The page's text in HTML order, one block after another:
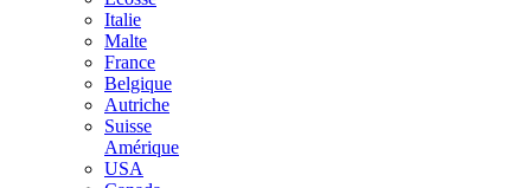
Italie
Malte
France
Belgique
Autriche
Suisse
Amérique
USA